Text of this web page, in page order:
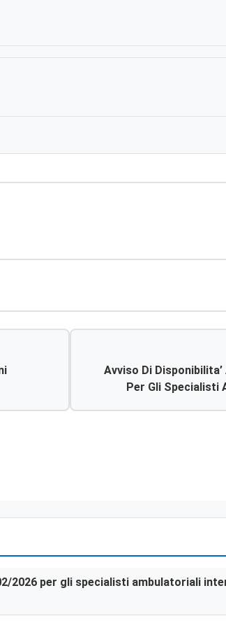
Avviso Di
Per Gli Specialisti
2026 per gli specialisti ambulatoriali